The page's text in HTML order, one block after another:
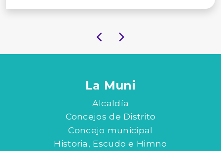
La Muni
Alcaldía
Concejos de Distrito
Concejo municipal
Historia, Escudo e Himno